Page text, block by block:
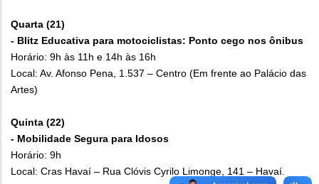
Quarta (21)
- Blitz Educativa para motociclistas: Ponto cego nos ônibus
Horário: 9h às 11h e 14h às 16h
Local: Av. Afonso Pena, 1.537 – Centro (Em frente ao Palácio das
Artes)
Quinta (22)
- Mobilidade Segura para Idosos
Horário: 9h
Local: Cras Havaí – Rua Clóvis Cyrilo Limonge, 141 – Havaí.